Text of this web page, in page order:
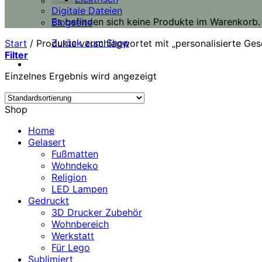
Es befinden sich keine Produkte im Warenkorb.
Zurück zum Shop
Digitale Dateien
Blogseite
Start / Produkte verschlagwortet mit „personalisierte
Filter
Einzelnes Ergebnis wird angezeigt
Shop
Home
Gelasert
Fußmatten
Wohndeko
Religion
LED Lampen
Gedruckt
3D Drucker Zubehör
Wohnbereich
Werkstatt
Für Lego
Sublimiert